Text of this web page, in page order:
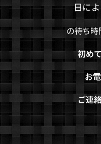
日に
の待ち時
初め
お
ご連